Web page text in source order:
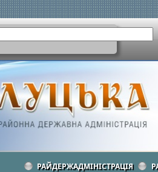
РАЙДЕРЖАДМІНІСТРАЦІЯ